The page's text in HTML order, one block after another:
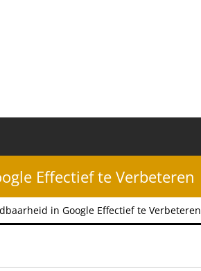
Effectief te Verbeteren
in Google Effectief te Verbeteren